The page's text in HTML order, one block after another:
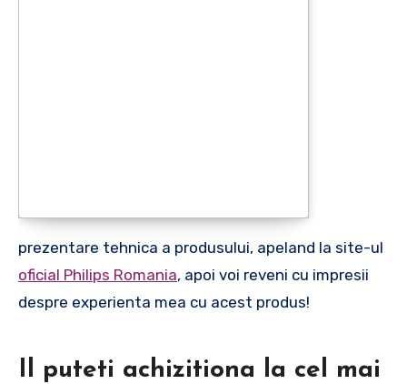
prezentare tehnica a produsului, apeland la site-ul
oficial Philips Romania, apoi voi reveni cu impresii
despre experienta mea cu acest produs!
Il puteti achizitiona la cel mai